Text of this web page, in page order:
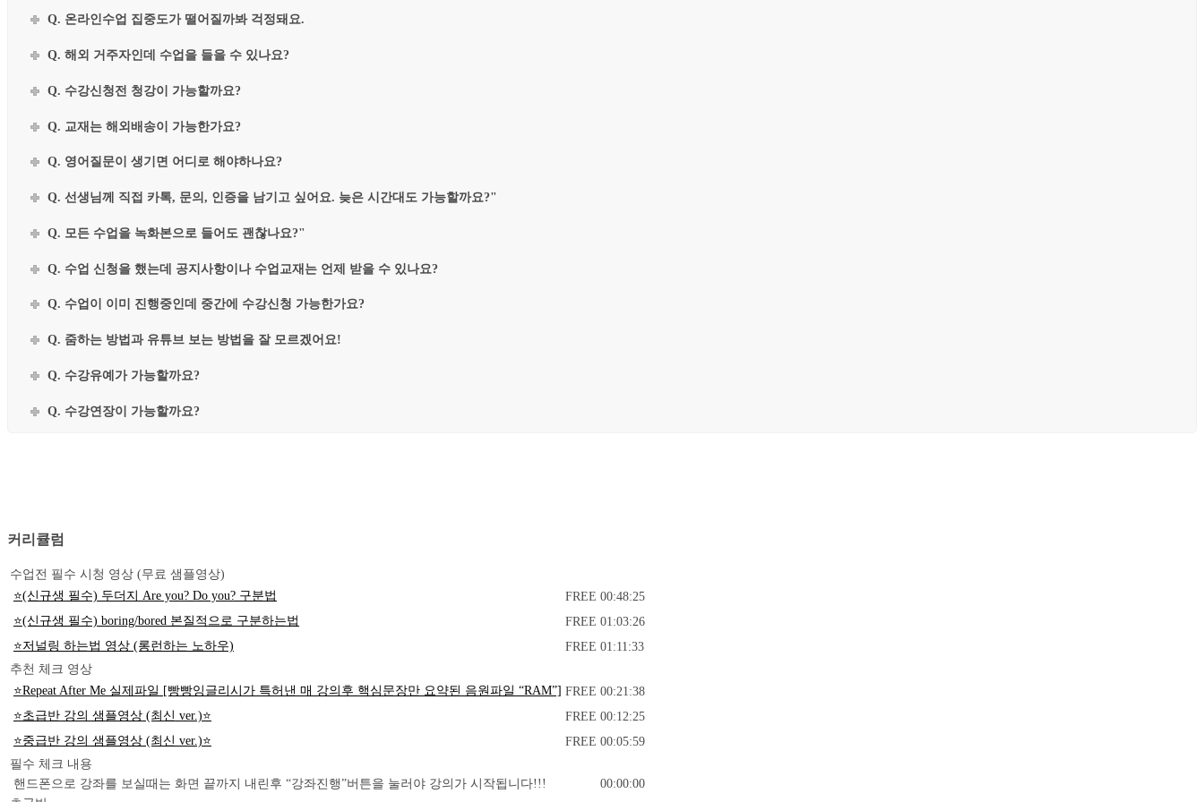
Q. 온라인수업 집중도가 떨어질까봐 걱정돼요.
Q. 해외 거주자인데 수업을 들을 수 있나요?
Q. 수강신청전 청강이 가능할까요?
Q. 교재는 해외배송이 가능한가요?
Q. 영어질문이 생기면 어디로 해야하나요?
Q. 선생님께 직접 카톡, 문의, 인증을 남기고 싶어요. 늦은 시간대도 가능할까요?"
Q. 모든 수업을 녹화본으로 들어도 괜찮나요?"
Q. 수업 신청을 했는데 공지사항이나 수업교재는 언제 받을 수 있나요?
Q. 수업이 이미 진행중인데 중간에 수강신청 가능한가요?
Q. 줌하는 방법과 유튜브 보는 방법을 잘 모르겠어요!
Q. 수강유예가 가능할까요?
Q. 수강연장이 가능할까요?
커리큘럼
수업전 필수 시청 영상 (무료 샘플영상)
⭐(신규생 필수) 두더지 Are you? Do you? 구분법
FREE 00:48:25
⭐(신규생 필수) boring/bored 본질적으로 구분하는법
FREE 01:03:26
⭐저널링 하는법 영상 (롱런하는 노하우)
FREE 01:11:33
추천 체크 영상
⭐Repeat After Me 실제파일 [빵빵잉글리시가 특허낸 매 강의후 핵심문장만 요약된 음원파일 “RAM”] FREE 00:21:38
⭐초급반 강의 샘플영상 (최신 ver.)⭐
FREE 00:12:25
⭐중급반 강의 샘플영상 (최신 ver.)⭐
FREE 00:05:59
필수 체크 내용
핸드폰으로 강좌를 보실때는 화면 끝까지 내린후 “강좌진행”버튼을 눌러야 강의가 시작됩니다!!!
00:00:00